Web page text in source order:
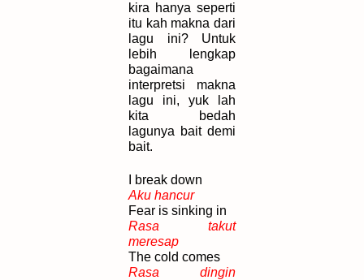
kira hanya seperti
itu kah makna dari
lagu ini? Untuk
lebih lengkap
bagaimana
interpretsi makna
lagu ini, yuk lah
kita bedah
lagunya bait demi
bait.
I break down
Aku hancur
Fear is sinking in
Rasa takut
meresap
The cold comes
Rasa dingin